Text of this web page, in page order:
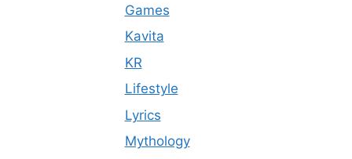
Games
Kavita
KR
Lifestyle
Lyrics
Mythology